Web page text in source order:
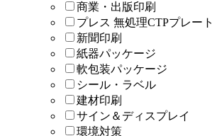
商業・出版印刷
プレス 無処理CTPプレート
新聞印刷
紙器パッケージ
軟包装パッケージ
シール・ラベル
建材印刷
サイン＆ディスプレイ
環境対策